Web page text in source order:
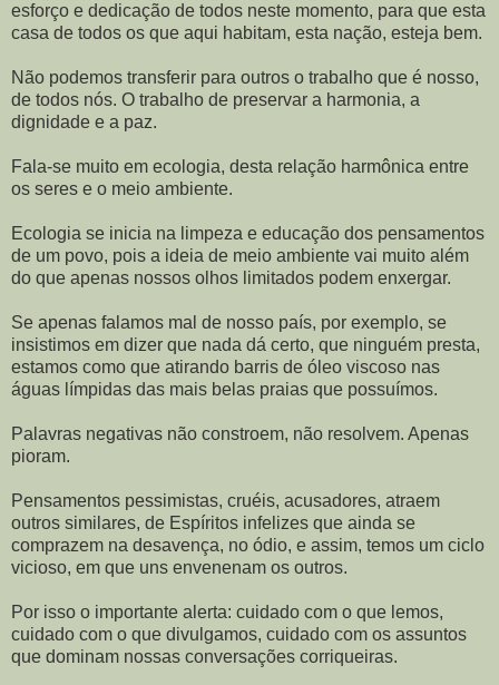
esforço e dedicação de todos neste momento, para que esta
casa de todos os que aqui habitam, esta nação, esteja bem.
Não podemos transferir para outros o trabalho que é nosso,
de todos nós. O trabalho de preservar a harmonia, a
dignidade e a paz.
Fala-se muito em ecologia, desta relação harmônica entre
os seres e o meio ambiente.
Ecologia se inicia na limpeza e educação dos pensamentos
de um povo, pois a ideia de meio ambiente vai muito além
do que apenas nossos olhos limitados podem enxergar.
Se apenas falamos mal de nosso país, por exemplo, se
insistimos em dizer que nada dá certo, que ninguém presta,
estamos como que atirando barris de óleo viscoso nas
águas límpidas das mais belas praias que possuímos.
Palavras negativas não constroem, não resolvem. Apenas
pioram.
Pensamentos pessimistas, cruéis, acusadores, atraem
outros similares, de Espíritos infelizes que ainda se
comprazem na desavença, no ódio, e assim, temos um ciclo
vicioso, em que uns envenenam os outros.
Por isso o importante alerta: cuidado com o que lemos,
cuidado com o que divulgamos, cuidado com os assuntos
que dominam nossas conversações corriqueiras.